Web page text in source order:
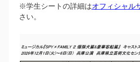
※学生シートの詳細はオフィシャル
さい。